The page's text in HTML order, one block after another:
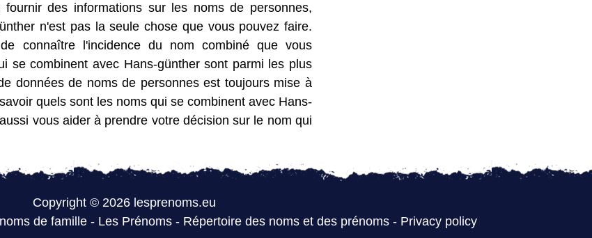
des informations sur les noms de personnes,
n'est pas la seule chose que vous pouvez faire.
connaître l'incidence du nom combiné que vous
se combinent avec Hans-günther sont parmi les plus
données de noms de personnes est toujours mise à
quels sont les noms qui se combinent avec Hans-
vous aider à prendre votre décision sur le nom qui
Copyright © 2026 lesprenoms.eu
de famille- Les Prénoms- Répertoire des noms et des prénoms- Privacy policy